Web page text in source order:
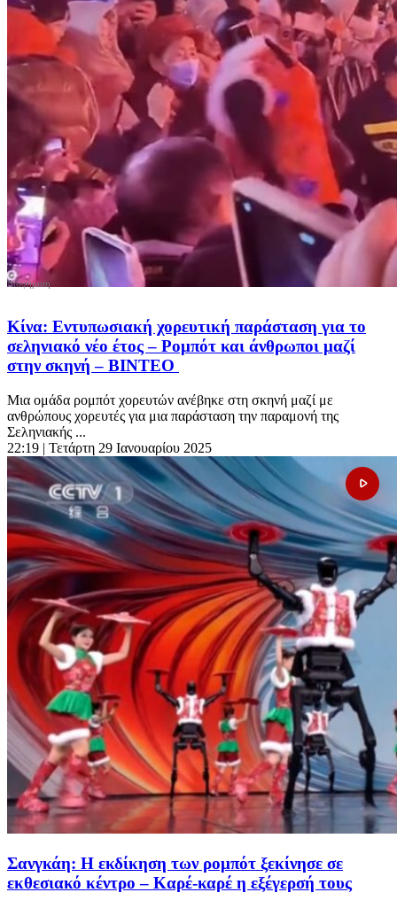
Κίνα: Εντυπωσιακή χορευτική παράσταση για το
σεληνιακό νέο έτος – Ρομπότ και άνθρωποι μαζί
στην σκηνή – ΒΙΝΤΕΟ
Μια ομάδα ρομπότ χορευτών ανέβηκε στη σκηνή μαζί με
ανθρώπους χορευτές για μια παράσταση την παραμονή της
Σεληνιακής ...
22:19 | Τετάρτη 29 Ιανουαρίου 2025
Σανγκάη: Η εκδίκηση των ρομπότ ξεκίνησε σε
εκθεσιακό κέντρο – Καρέ-καρέ η εξέγερσή τους